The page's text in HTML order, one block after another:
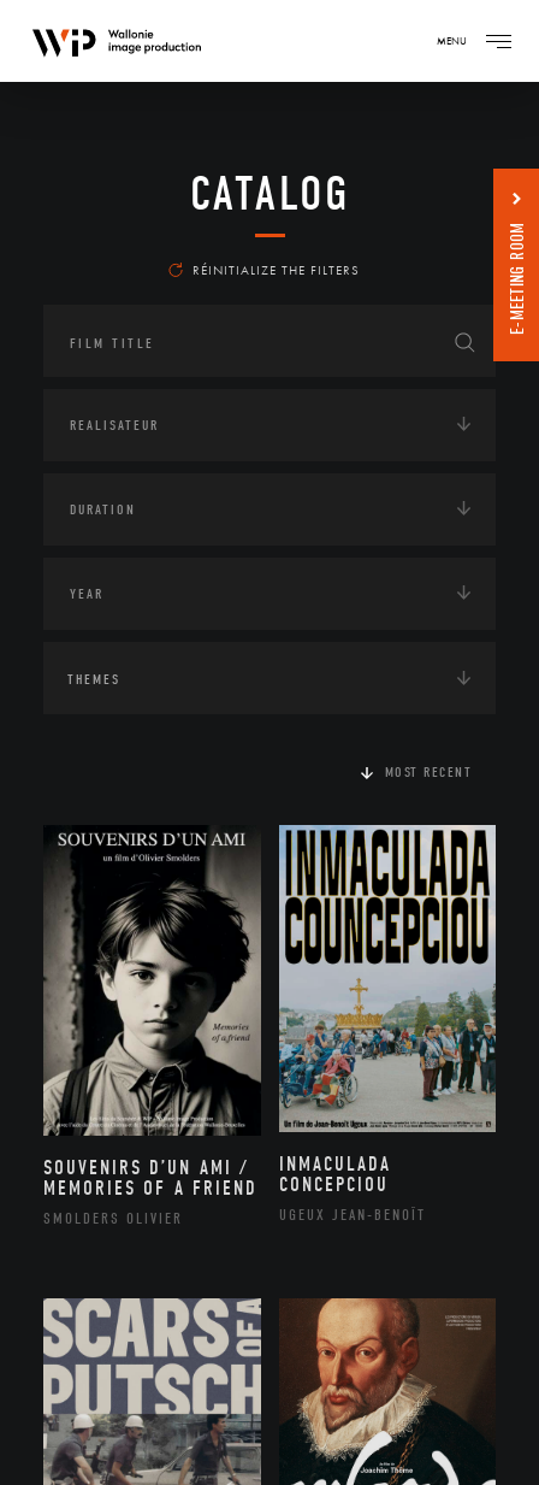
MENU
CATALOG
RÉINITIALIZE THE FILTERS
THEMES
MOST RECENT
SOUVENIRS D’UN AMI /
MEMORIES OF A FRIEND
SMOLDERS OLIVIER
INMACULADA
CONCEPCIOU
UGEUX JEAN-BENOÎT
E-MEETING ROOM